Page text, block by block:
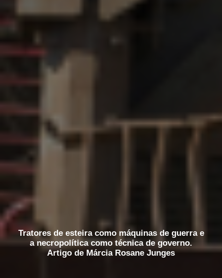
Tratores de esteira como máquinas de guerra e
a necropolítica como técnica de governo.
Artigo de Márcia Rosane Junges